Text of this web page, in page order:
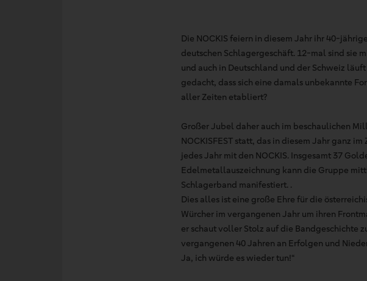
Die NOCKIS feiern in diesem Jahr ihr 40-
deutschen Schlagergeschäft. 12-mal sind sie
und auch in Deutschland und der Schweiz
gedacht, dass sich eine damals unbekannte
aller Zeiten etabliert?
Großer Jubel daher auch im beschaulichen
NOCKISFEST statt, das in diesem Jahr ganz
jedes Jahr mit den NOCKIS. Insgesamt 37
Edelmetallauszeichnung kann die Gruppe
Schlagerband manifestiert. .
Dies alles ist eine große Ehre für die
Würcher im vergangenen Jahr um ihren
er schaut voller Stolz auf die Bandgeschichte
vergangenen 40 Jahren an Erfolgen und
Ja, ich würde es wieder tun!“